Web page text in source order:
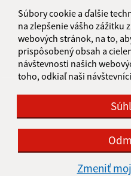
Súbory cookie a ďalšie
na zlepšenie vášho zážitku
webových stránok, na to,
prispôsobený obsah a
návštevnosti našich
toho, odkiaľ naši
Zmeniť
+421
IČO: